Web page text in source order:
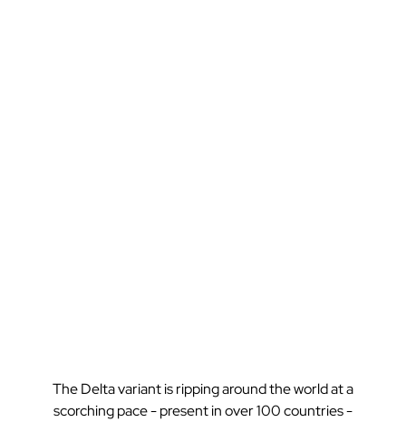
The Delta variant is ripping around the world at a
scorching pace - present in over 100 countries -